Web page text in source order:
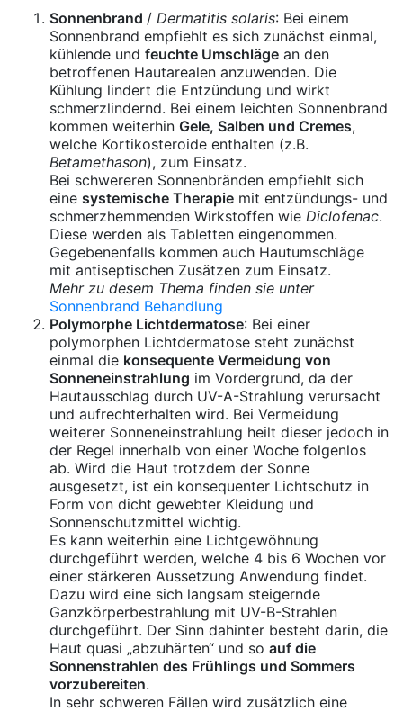
Sonnenbrand / Dermatitis solaris: Bei einem
Sonnenbrand empfiehlt es sich zunächst einmal,
kühlende und feuchte Umschläge an den
betroffenen Hautarealen anzuwenden. Die
Kühlung lindert die Entzündung und wirkt
schmerzlindernd. Bei einem leichten Sonnenbrand
kommen weiterhin Gele, Salben und Cremes,
welche Kortikosteroide enthalten (z.B.
Betamethason), zum Einsatz.
Bei schwereren Sonnenbränden empfiehlt sich
eine systemische Therapie mit entzündungs- und
schmerzhemmenden Wirkstoffen wie Diclofenac.
Diese werden als Tabletten eingenommen.
Gegebenenfalls kommen auch Hautumschläge
mit antiseptischen Zusätzen zum Einsatz.
Mehr zu desem Thema finden sie unter
Sonnenbrand Behandlung
Polymorphe Lichtdermatose: Bei einer
polymorphen Lichtdermatose steht zunächst
einmal die konsequente Vermeidung von
Sonneneinstrahlung im Vordergrund, da der
Hautausschlag durch UV-A-Strahlung verursacht
und aufrechterhalten wird. Bei Vermeidung
weiterer Sonneneinstrahlung heilt dieser jedoch in
der Regel innerhalb von einer Woche folgenlos
ab. Wird die Haut trotzdem der Sonne
ausgesetzt, ist ein konsequenter Lichtschutz in
Form von dicht gewebter Kleidung und
Sonnenschutzmittel wichtig.
Es kann weiterhin eine Lichtgewöhnung
durchgeführt werden, welche 4 bis 6 Wochen vor
einer stärkeren Aussetzung Anwendung findet.
Dazu wird eine sich langsam steigernde
Ganzkörperbestrahlung mit UV-B-Strahlen
durchgeführt. Der Sinn dahinter besteht darin, die
Haut quasi „abzuhärten“ und so auf die
Sonnenstrahlen des Frühlings und Sommers
vorzubereiten.
In sehr schweren Fällen wird zusätzlich eine